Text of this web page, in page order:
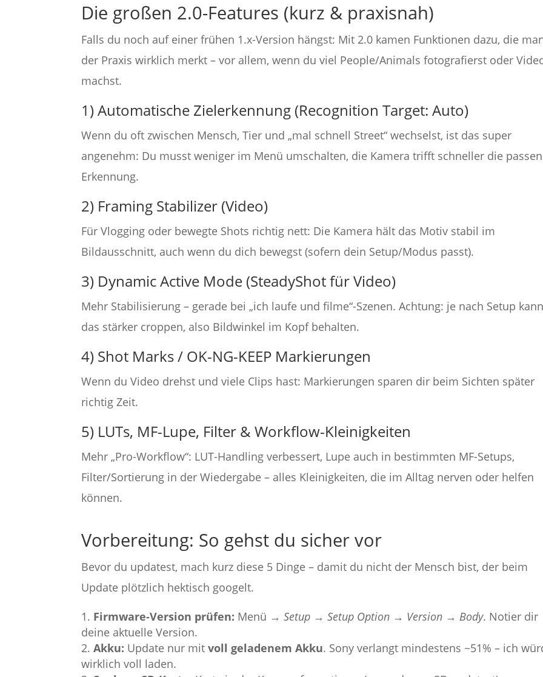
Die großen 2.0-Features (kurz & praxisnah)
Falls du noch auf einer frühen 1.x-Version hängst: Mit 2.0 kamen Funktionen dazu, die
der Praxis wirklich merkt – vor allem, wenn du viel People/Animals fotografierst oder
machst.
1) Automatische Zielerkennung (Recognition Target: Auto)
Wenn du oft zwischen Mensch, Tier und „mal schnell Street“ wechselst, ist das super
angenehm: Du musst weniger im Menü umschalten, die Kamera trifft schneller die
Erkennung.
2) Framing Stabilizer (Video)
Für Vlogging oder bewegte Shots richtig nett: Die Kamera hält das Motiv stabil im
Bildausschnitt, auch wenn du dich bewegst (sofern dein Setup/Modus passt).
3) Dynamic Active Mode (SteadyShot für Video)
Mehr Stabilisierung – gerade bei „ich laufe und filme“-Szenen. Achtung: je nach Setup
das stärker croppen, also Bildwinkel im Kopf behalten.
4) Shot Marks / OK-NG-KEEP Markierungen
Wenn du Video drehst und viele Clips hast: Markierungen sparen dir beim Sichten später
richtig Zeit.
5) LUTs, MF-Lupe, Filter & Workflow-Kleinigkeiten
Mehr „Pro-Workflow“: LUT-Handling verbessert, Lupe auch in bestimmten MF-Setups,
Filter/Sortierung in der Wiedergabe – alles Kleinigkeiten, die im Alltag nerven oder helfen
können.
Vorbereitung: So gehst du sicher vor
Bevor du updatest, mach kurz diese 5 Dinge – damit du nicht der Mensch bist, der beim
Update plötzlich hektisch googelt.
Firmware-Version prüfen: Menü →Setup →Setup Option → Version → Body. Notier dir
deine aktuelle Version.
Akku: Update nur mitvoll geladenem Akku. Sony verlangt mindestens ~51% – ich
wirklich voll laden.